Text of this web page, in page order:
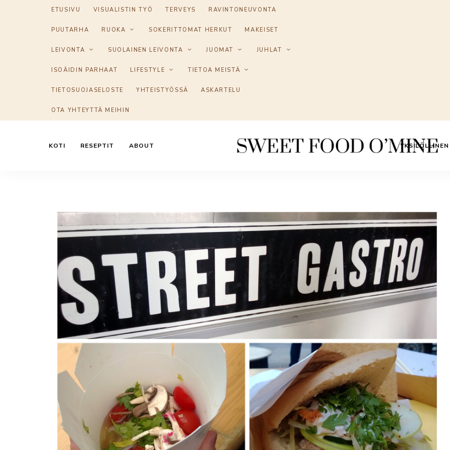
ETUSIVU VISUALISTIN TYÖ TERVEYS RAVINTONEUVONTA
PUUTARHA RUOKA SOKERITTOMAT HERKUT MAKEISET
LEIVONTA SUOLAINEN LEIVONTA JUOMAT JUHLAT
ISOÄIDIN PARHAAT LIFESTYLE TIETOA MEISTÄ
TIETOSUOJASELOSTE YHTEISTYÖSSÄ ASKARTELU
OTA YHTEYTTÄ MEIHIN
´Mine
KOTI RESEPTIT ABOUT